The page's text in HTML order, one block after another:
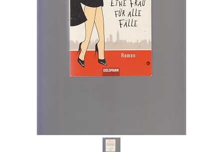
CLOSE